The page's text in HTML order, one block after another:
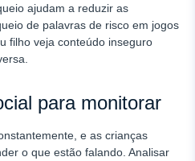
ajudam a reduzir as
de palavras de risco em jogos
filho veja conteúdo inseguro
para monitorar
e as crianças
o que estão falando. Analisar